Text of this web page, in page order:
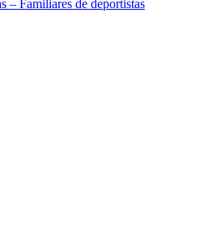
– Familiares de deportistas